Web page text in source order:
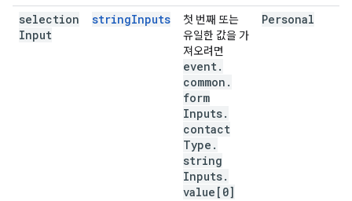
selection
Input
stringInputs
첫 번째 또는
유일한 값을 가
져오려면
event.
common .
form
Inputs.
contact
Type .
string
Inputs.
value[0]
Personal